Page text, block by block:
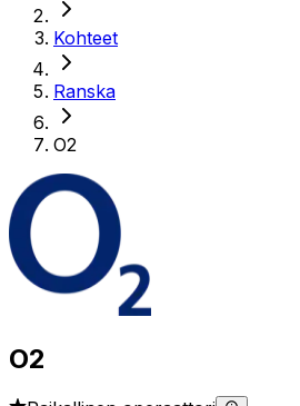
Kohteet
Ranska
O2
O2